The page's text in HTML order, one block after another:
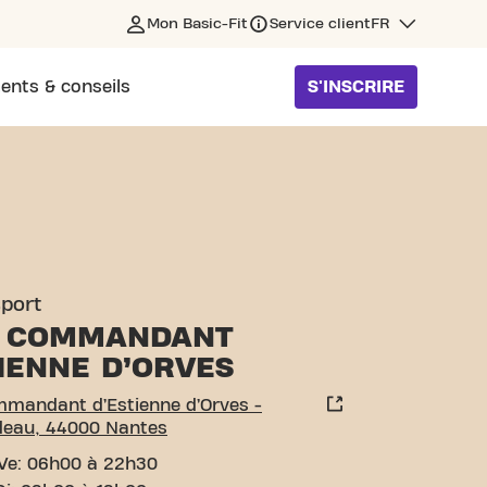
Mon Basic-Fit Service client FR
& conseils S'INSCRIRE
D’ORVES - CARRÉ
COMMANDANT
D’ORVES
d’Estienne d’Orves -
44000 Nantes
06h00 à 22h30